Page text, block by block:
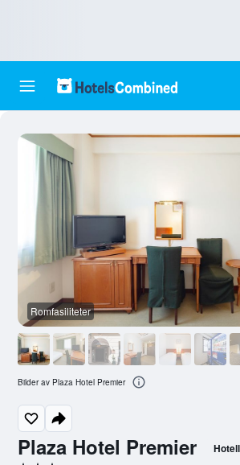
Plaza Hotel Premier Hotell
Romfasiliteter
Bilder av Plaza Hotel Premier